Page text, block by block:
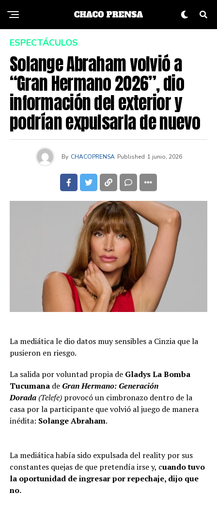
ESPECTÁCULOS
Solange Abraham volvió a
“Gran Hermano 2026”, dio
información del exterior y
podrían expulsarla de nuevo
By CHACOPRENSA Published 1 junio, 2026
La mediática le dio datos muy sensibles a Cinzia que la
pusieron en riesgo.
La salida por voluntad propia de Gladys La Bomba
Tucumana de Gran Hermano: Generación
Dorada (Telefe) provocó un cimbronazo dentro de la
casa por la participante que volvió al juego de manera
inédita: Solange Abraham.
La mediática había sido expulsada del reality por sus
constantes quejas de que pretendía irse y, cuando tuvo
la oportunidad de ingresar por repechaje, dijo que
no.